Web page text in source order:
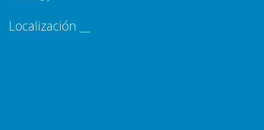
Localización __